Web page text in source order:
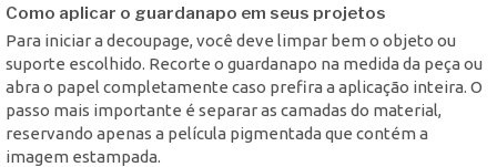
Como aplicar o guardanapo em seus projetos
Para iniciar a decoupage, você deve limpar bem o objeto ou
suporte escolhido. Recorte o guardanapo na medida da peça ou
abra o papel completamente caso prefira a aplicação inteira. O
passo mais importante é separar as camadas do material,
reservando apenas a película pigmentada que contém a
imagem estampada.